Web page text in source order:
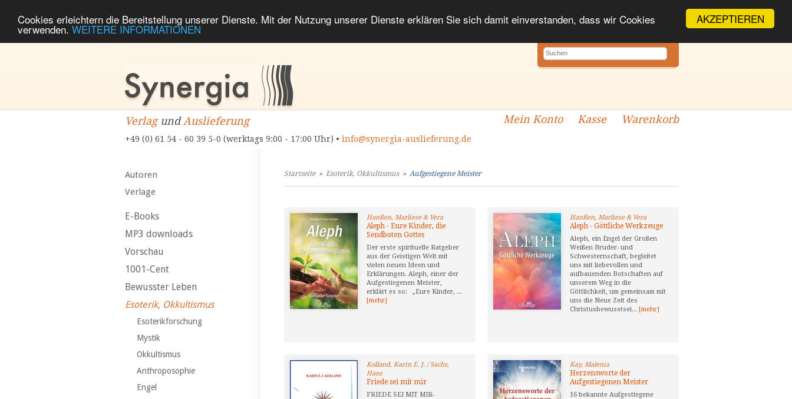
AKZEPTIEREN
Cookies erleichtern die Bereitstellung unserer Dienste. Mit der Nutzung unserer Dienste erklären Sie sich damit einverstanden, dass wir Cookies
verwenden. WEITERE INFORMATIONEN
VerlagundAuslieferung
+49 (0) 61 54 - 60 39 5-0 (werktags 9:00 - 17:00 Uhr) • info@synergia-auslieferung.de
Mein Konto Kasse Warenkorb
Autoren
Verlage
E-Books
MP3 downloads
Vorschau
1001-Cent
Bewusster Leben
Esoterik, Okkultismus
Esoterikforschung
Mystik
Okkultismus
Anthroposophie
Engel
Startseite» Esoterik, Okkultismus» Aufgestiegene Meister
Hanßen, Marliese & Vera
Aleph - Eure Kinder, die
Sendboten Gottes
Der erste spirituelle Ratgeber
aus der Geistigen Welt mit
vielen neuen Ideen und
Erklärungen. Aleph, einer der
Aufgestiegenen Meister,
erklärt es so: „Eure Kinder, ...
[mehr]
Hanßen, Marliese & Vera
Aleph - Göttliche Werkzeuge
Aleph, ein Engel der Großen
Weißen Bruder- und
Schwesternschaft, begleitet
uns mit liebevollen und
aufbauenden Botschaften auf
unserem Weg in die
Göttlichkeit, um gemeinsam mit
uns die Neue Zeit des
Christusbewusstsei... [mehr]
Kolland, Karin E. J. / Sachs,
Hans
Friede sei mit mir
FRIEDE SEI MIT MIR-
Kay, Malenia
Herzensworte der
Aufgestiegenen Meister
16 bekannte Aufgestiegene